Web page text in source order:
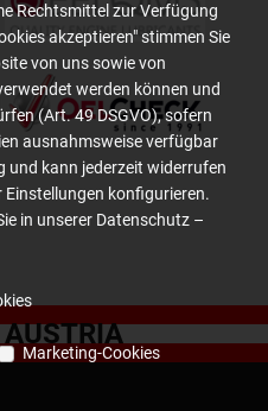
Rechtsmittel zur Verfügung
akzeptieren" stimmen Sie
von uns sowie von
werden können und
(Art. 49 DSGVO), sofern
ausnahmsweise verfügbar
und kann jederzeit widerrufen
Einstellungen konfigurieren.
in unserer Datenschutz –
Marketing-Cookies